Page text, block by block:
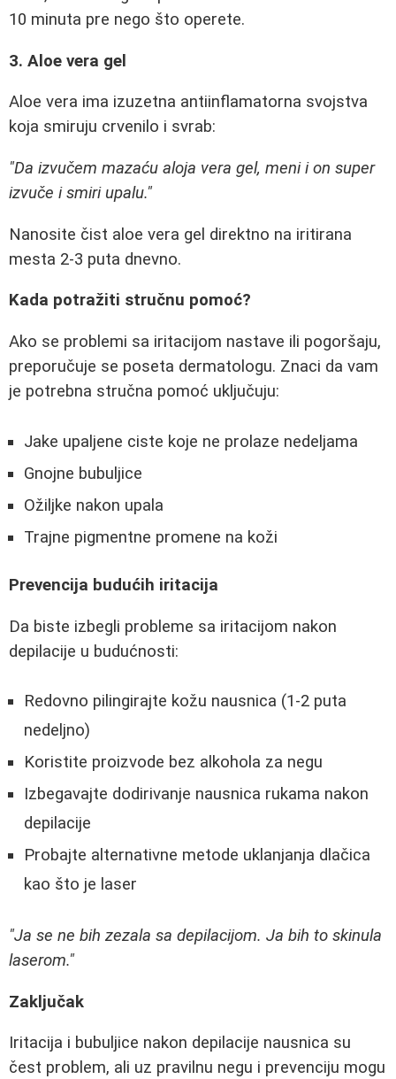
10 minuta pre nego što operete.
3. Aloe vera gel
Aloe vera ima izuzetna antiinflamatorna svojstva
koja smiruju crvenilo i svrab:
"Da izvučem mazaću aloja vera gel, meni i on super
izvuče i smiri upalu."
Nanosite čist aloe vera gel direktno na iritirana
mesta 2-3 puta dnevno.
Kada potražiti stručnu pomoć?
Ako se problemi sa iritacijom nastave ili pogoršaju,
preporučuje se poseta dermatologu. Znaci da vam
je potrebna stručna pomoć uključuju:
Jake upaljene ciste koje ne prolaze nedeljama
Gnojne bubuljice
Ožiljke nakon upala
Trajne pigmentne promene na koži
Prevencija budućih iritacija
Da biste izbegli probleme sa iritacijom nakon
depilacije u budućnosti:
Redovno pilingirajte kožu nausnica (1-2 puta
nedeljno)
Koristite proizvode bez alkohola za negu
Izbegavajte dodirivanje nausnica rukama nakon
depilacije
Probajte alternativne metode uklanjanja dlačica
kao što je laser
"Ja se ne bih zezala sa depilacijom. Ja bih to skinula
laserom."
Zaključak
Iritacija i bubuljice nakon depilacije nausnica su
čest problem, ali uz pravilnu negu i prevenciju mogu